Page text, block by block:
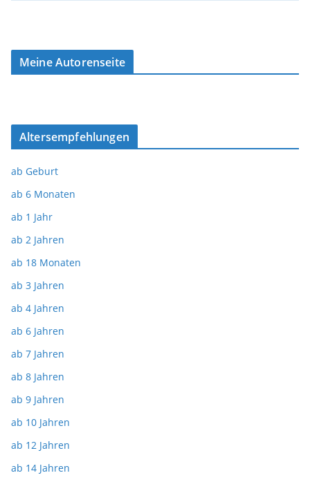
Meine Autorenseite
Altersempfehlungen
ab Geburt
ab 6 Monaten
ab 1 Jahr
ab 2 Jahren
ab 18 Monaten
ab 3 Jahren
ab 4 Jahren
ab 6 Jahren
ab 7 Jahren
ab 8 Jahren
ab 9 Jahren
ab 10 Jahren
ab 12 Jahren
ab 14 Jahren